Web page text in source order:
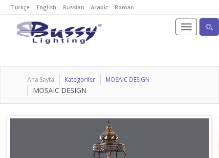
Türkçe English Russian Arabic Roman
Ana Sayfa Kategoriler MOSAIC DESIGN
MOSAIC DESIGN